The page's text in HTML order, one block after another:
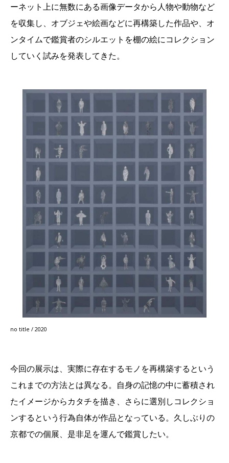
ーネット上に無数にある画像データから人物や動物など
を収集し、オブジェや絵画などに再構築した作品や、オ
ンタイムで鑑賞者のシルエットを棚の絵にコレクション
していく試みを発表してきた。
no title / 2020
今回の展示は、実際に存在するモノを再構築するという
これまでの方法とは異なる。自身の記憶の中に蓄積され
たイメージからカタチを描き、さらに選別しコレクショ
ンするという行為自体が作品となっている。久しぶりの
京都での個展、是非足を運んで鑑賞したい。